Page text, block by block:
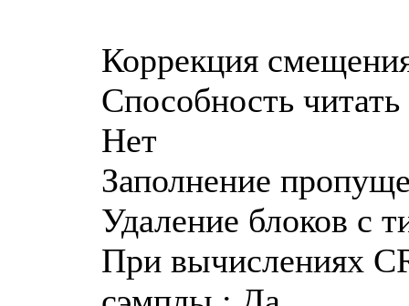
Коррекция
Способность
Нет
Заполнение
Удаление блоков с
При вычислениях